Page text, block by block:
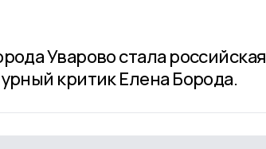
Уварово стала российская
критик Елена Борода.